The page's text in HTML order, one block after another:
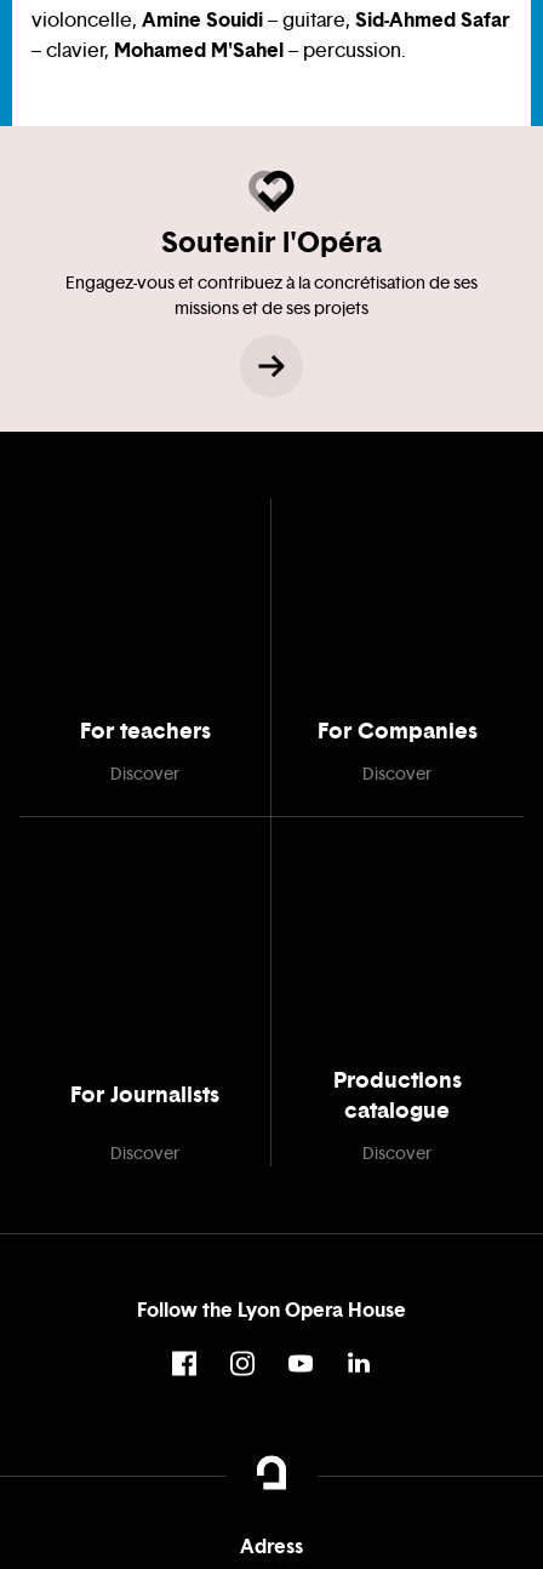
violoncelle, Amine Souidi– guitare, Sid-Ahmed Safar
– clavier, Mohamed M'Sahel– percussion.
Soutenir l'Opéra
Engagez-vous et contribuez à la concrétisation de ses
missions et de ses projets
For teachers
Discover
For Companies
Discover
For Journalists
Discover
Productions
catalogue
Discover
Follow the Lyon Opera House
Adress